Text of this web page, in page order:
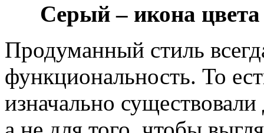
Серый – икона
Продуманный стиль
функциональность. То
изначально